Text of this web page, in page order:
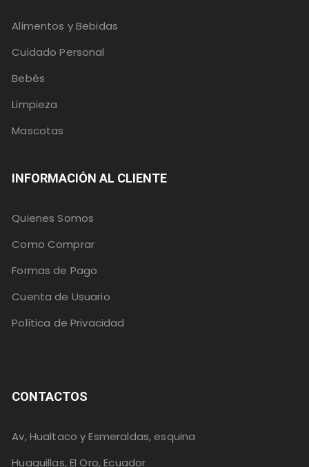
Alimentos y Bebidas
Cuidado Personal
Bebés
Limpieza
Mascotas
INFORMACIÓN AL CLIENTE
Quienes Somos
Como Comprar
Formas de Pago
Cuenta de Usuario
Política de Privacidad
CONTACTOS
Av, Hualtaco y Esmeraldas, esquina
Huaquillas, El Oro, Ecuador